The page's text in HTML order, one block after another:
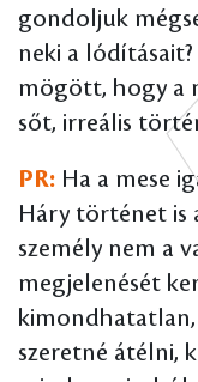
gondoljuk
neki a
mögött, hogy a
sőt, irreális
PR: Ha a mese
Háry történet is
személy nem a
megjelenését
szeretné átélni,